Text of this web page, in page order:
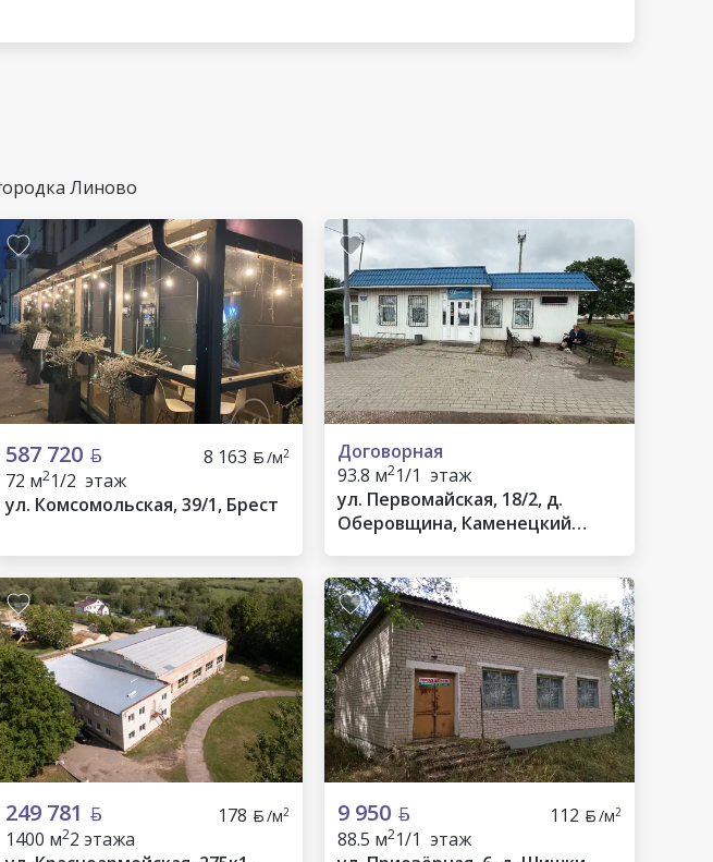
Линово
587 720 8 163 /м2
72 м21/2 этаж
ул. Комсомольская, 39/1, Брест
Договорная
93.8 м21/1 этаж
ул. Первомайская, 18/2, д.
Оберовщина, Каменецкий
249 781 178 /м2
1400 м22 этажа
9 950 112 /м2
88.5 м21/1 этаж